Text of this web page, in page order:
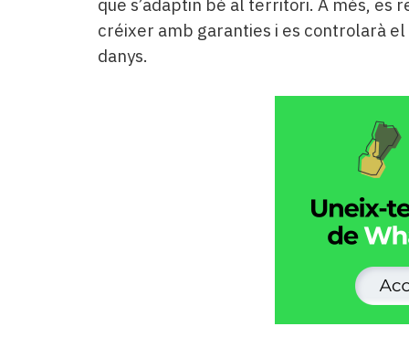
créixer amb garanties i es controlarà
danys.